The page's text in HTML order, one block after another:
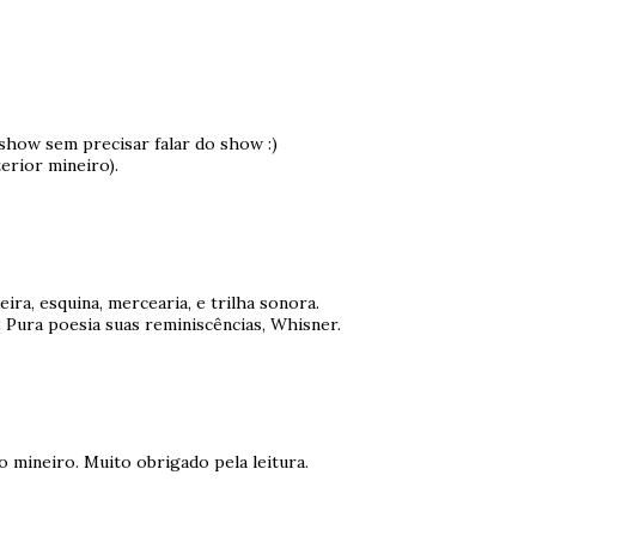
sem precisar falar do show :)
mineiro).
esquina, mercearia, e trilha sonora.
poesia suas reminiscências, Whisner.
mineiro. Muito obrigado pela leitura.